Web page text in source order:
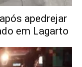
apedrejar
em Lagarto